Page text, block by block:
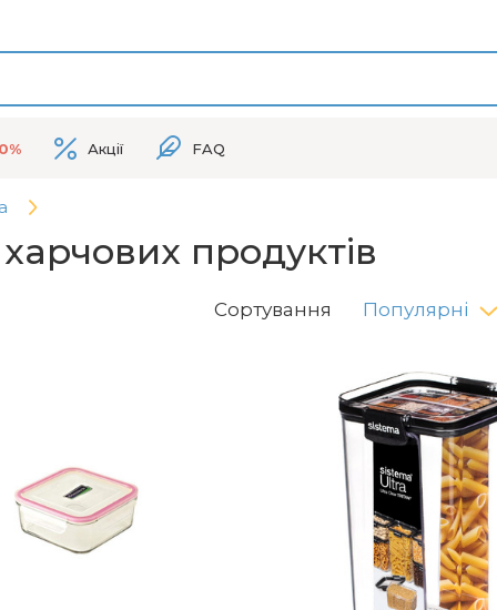
Акції FAQ
продуктів
Сортування Популярні